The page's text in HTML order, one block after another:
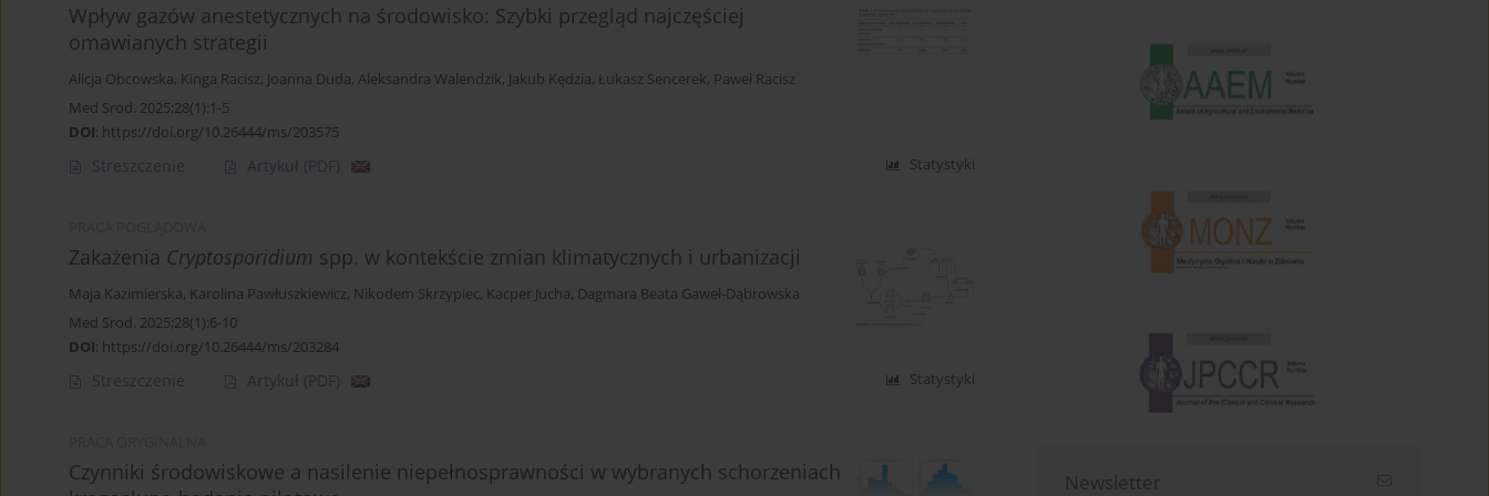
Wpływ gazów anestetycznych na środowisko: Szybki przegląd najczęściej
omawianych strategii
Alicja Obcowska, Kinga Racisz, Joanna Duda, Aleksandra Walendzik, Jakub Kędzia, Łukasz Sencerek, Paweł Racisz
Med Srod. 2025;28(1):1-5
DOI: https://doi.org/10.26444/ms/203575
Streszczenie Artykuł (PDF) Statystyki
Zakażenia Cryptosporidium spp. w kontekście zmian klimatycznych i urbanizacji
Maja Kazimierska, Karolina Pawłuszkiewicz, Nikodem Skrzypiec, Kacper Jucha, Dagmara Beata Gaweł-Dąbrowska
Med Srod. 2025;28(1):6-10
DOI: https://doi.org/10.26444/ms/203284
Streszczenie Artykuł (PDF) Statystyki
Czynniki środowiskowe a nasilenie niepełnosprawności w wybranych schorzeniach
Newsletter